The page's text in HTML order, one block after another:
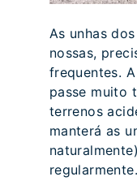
As unhas
nossas,
frequentes.
passe muito
terrenos
manterá as
regularmente.